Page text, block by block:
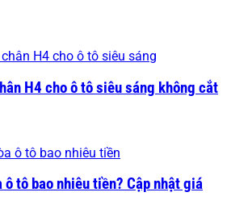
H4 cho ô tô siêu sáng không cắt
ô tô bao nhiêu tiền? Cập nhật giá